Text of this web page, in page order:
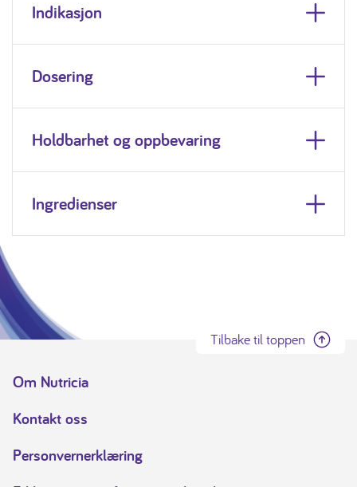
Indikasjon
Dosering
Holdbarhet og oppbevaring
Ingredienser
Tilbake til toppen
Om Nutricia
Kontakt oss
Personvernerklæring